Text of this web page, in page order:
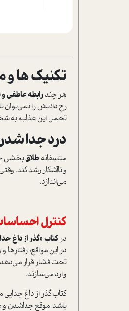
تکنيک ها و
هر چندرابطه عاطفي
رخ دادنش را نمي‌توان
تحمل اين عذاب، به
درد جدا
متاسفانهطلاقبخشي
و ناآشکار رشد کند.
مي‌اندازد.
کنترل
درکتاب «گذر از داغ
در اين مواقع،
تحت فشار قرار
وارد مي‌سازند.
کتاب گذر از داغ
باشد، موقع جداشدن و